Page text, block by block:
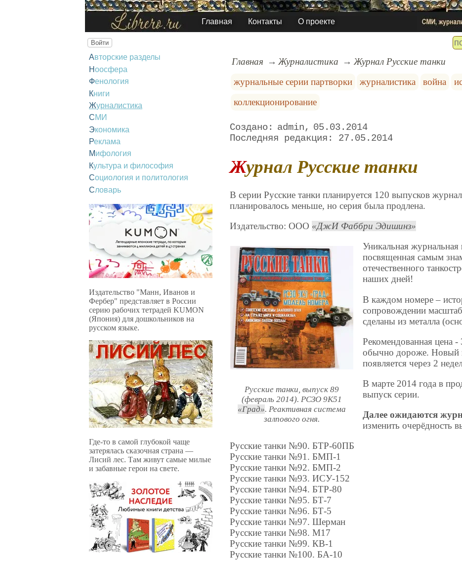
Главная Контакты О проекте
Войти
Авторские разделы
Ноосфера
Фенология
Книги
Журналистика
СМИ
Экономика
Реклама
Мифология
Культура и философия
Социология и политология
Словарь
Издательство "Манн, Иванов и
Фербер" представляет в России
серию рабочих тетрадей KUMON
(Япония) для дошкольников на
русском языке.
Где-то в самой глубокой чаще
затерялась сказочная страна —
Лисий лес. Там живут самые милые
и забавные герои на свете.
Главная Журналистика
Журнал Русские танки
журнальные серии партворки
журналистика война
коллекционирование
admin
05.03.2014
27.05.2014
Журнал Русские танки
В серии Русские танки планируется 120 выпусков
планировалось меньше, но серия была продлена.
Издательство: ООО
ДжИ Фаббри Эдишинз
Русские танки, выпуск 89
(февраль 2014). РСЗО 9К51
Град . Реактивная система
залпового огня.
Уникальная журнальная
посвященная самым
отечественного
наших дней!
В каждом номере –
сопровождении
сделаны из металла
Рекомендованная цена
обычно дороже. Новый
появляется через 2
В марте 2014 года в
выпуск серии.
Далее ожидаются
изменить очерёдность
Русские танки №90. БТР-60ПБ
Русские танки №91. БМП-1
Русские танки №92. БМП-2
Русские танки №93. ИСУ-152
Русские танки №94. БТР-80
Русские танки №95. БТ-7
Русские танки №96. БТ-5
Русские танки №97. Шерман
Русские танки №98. М17
Русские танки №99. КВ-1
Русские танки №100. БА-10